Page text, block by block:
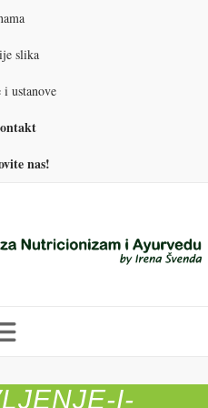
slika
ustanove
nas!
PRIRODNO MRŠAVLJENJE
I-